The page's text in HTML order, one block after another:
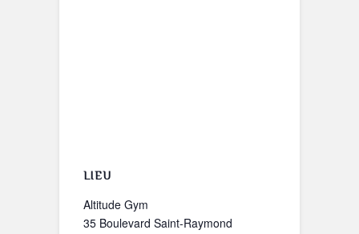
LIEU
Altitude Gym
35 Boulevard Saint-Raymond